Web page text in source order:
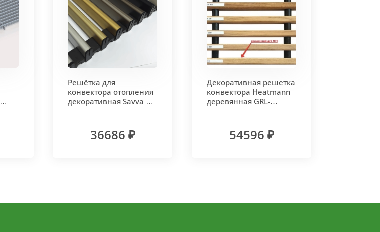
Решётка для
конвектора отопления
декоративная Savva KV
36686 ₽
Декоративная решетка
конвектора Heatmann
деревянная GRL-
54596 ₽